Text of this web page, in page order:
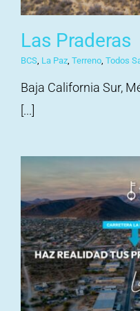
Las Praderas
BCS, La Paz, Terreno, Todos
Baja California Sur,
[...]